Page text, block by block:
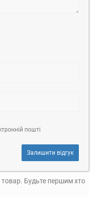
пошті
Залишити відгук
товар. Будьте першим хто